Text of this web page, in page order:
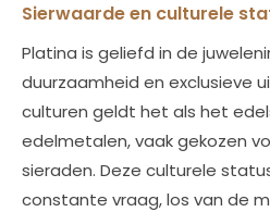
Sierwaarde en culturele
Platina is geliefd in de
duurzaamheid en exclusieve
culturen geldt het als het
edelmetalen, vaak gekozen
sieraden. Deze culturele
constante vraag, los van de